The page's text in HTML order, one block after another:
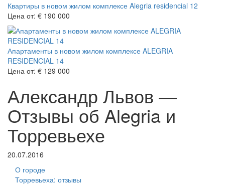
Квартиры в новом жилом комплексе Alegria residencial 12
Цена от: € 190 000
Апартаменты в новом жилом комплексе ALEGRIA
RESIDENCIAL 14
Цена от: € 129 000
Александр Львов —
Отзывы об Alegria и
Торревьехе
20.07.2016
О городе
Торревьеха: отзывы